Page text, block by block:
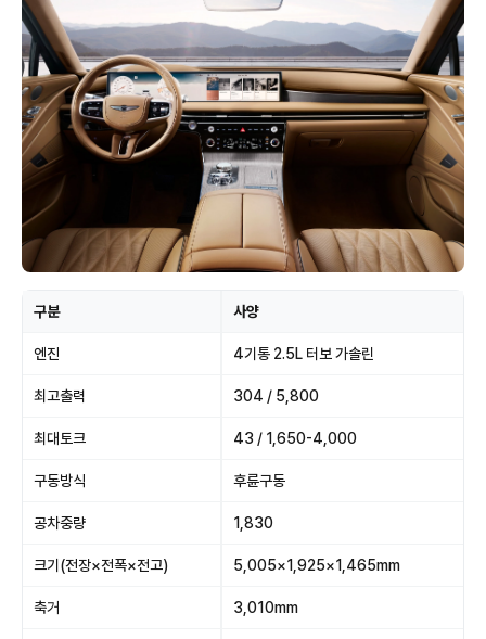
구분 사양
엔진 4기통 2.5L 터보 가솔린
최고출력 304 / 5,800
최대토크 43 / 1,650-4,000
구동방식 후륜구동
공차중량 1,830
크기(전장×전폭×전고) 5,005×1,925×1,465mm
축거 3,010mm